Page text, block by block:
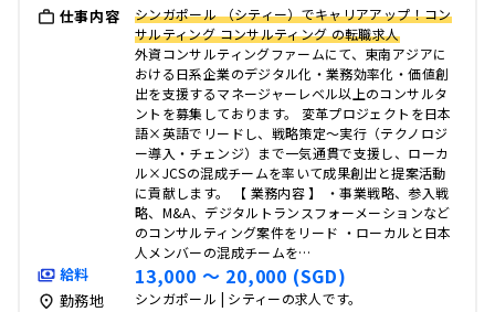
仕事内容
シンガポール （シティー）でキャリアアップ！コン
サルティング コンサルティング の転職求人
外資コンサルティングファームにて、東南アジアに
おける日系企業のデジタル化・業務効率化・価値創
出を支援するマネージャーレベル以上のコンサルタ
ントを募集しております。 変革プロジェクトを日本
語×英語でリードし、戦略策定〜実行（テクノロジ
ー導入・チェンジ）まで一気通貫で支援し、ローカ
ル×JCSの混成チームを率いて成果創出と提案活動
に貢献します。 【 業務内容 】 ・事業戦略、参入戦
略、M&A、デジタルトランスフォーメーションなど
のコンサルティング案件をリード ・ローカルと日本
人メンバーの混成チームを…
給料 13,000 〜 20,000 (SGD)
勤務地 シンガポール | シティーの求人です。